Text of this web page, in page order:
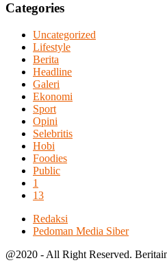
Categories
Uncategorized
Lifestyle
Berita
Headline
Galeri
Ekonomi
Sport
Opini
Selebritis
Hobi
Foodies
Public
1
13
Redaksi
Pedoman Media Siber
@2020 - All Right Reserved.